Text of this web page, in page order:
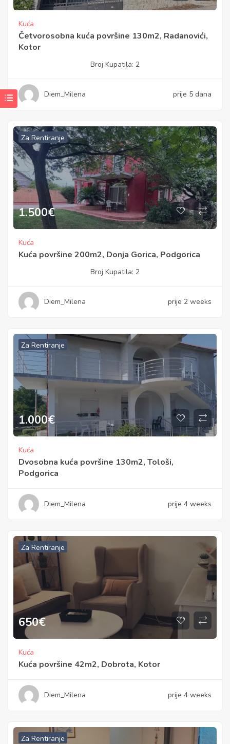
Kuća
Četvorosobna kuća površine 130m2, Radanovići,
Kotor
Broj Kupatila: 2
Diem_Milena prije 5 dana
Za Rentiranje
1.500€
Kuća
Kuća površine 200m2, Donja Gorica, Podgorica
Broj Kupatila: 2
Diem_Milena prije 2 weeks
Za Rentiranje
1.000€
Kuća
Dvosobna kuća površine 130m2, Tološi,
Podgorica
Diem_Milena prije 4 weeks
Za Rentiranje
650€
Kuća
Kuća površine 42m2, Dobrota, Kotor
Diem_Milena prije 4 weeks
Za Rentiranje